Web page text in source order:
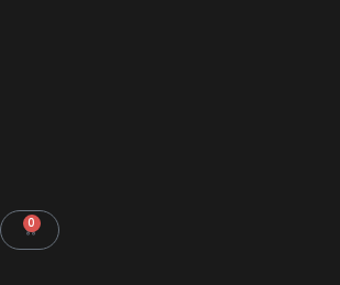
0WARENKORB